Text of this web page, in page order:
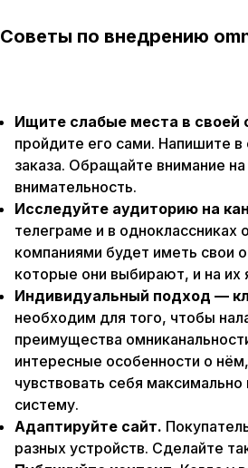
Советы по внедрению
Ищите слабые места в своей
пройдите его сами. Напишите
заказа. Обращайте внимание
внимательность.
Исследуйте аудиторию на
телеграме и в одноклассниках
компаниями будет иметь свои
которые они выбирают, и на их
Индивидуальный подход —
необходим для того, чтобы
преимущества
интересные особенности о
чувствовать себя
систему.
Адаптируйте сайт.
разных устройств. Сделайте